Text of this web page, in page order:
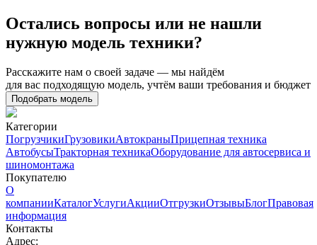
Остались вопросы или не нашли
нужную модель техники?
Расскажите нам о своей задаче — мы найдём
для вас подходящую модель, учтём ваши требования и бюджет
Подобрать модель
Категории
ПогрузчикиГрузовикиАвтокраныПрицепная техника
АвтобусыТракторная техникаОборудование для автосервиса и
шиномонтажа
Покупателю
О
компанииКаталогУслугиАкцииОтгрузкиОтзывыБлогПравовая
информация
Контакты
Адрес: